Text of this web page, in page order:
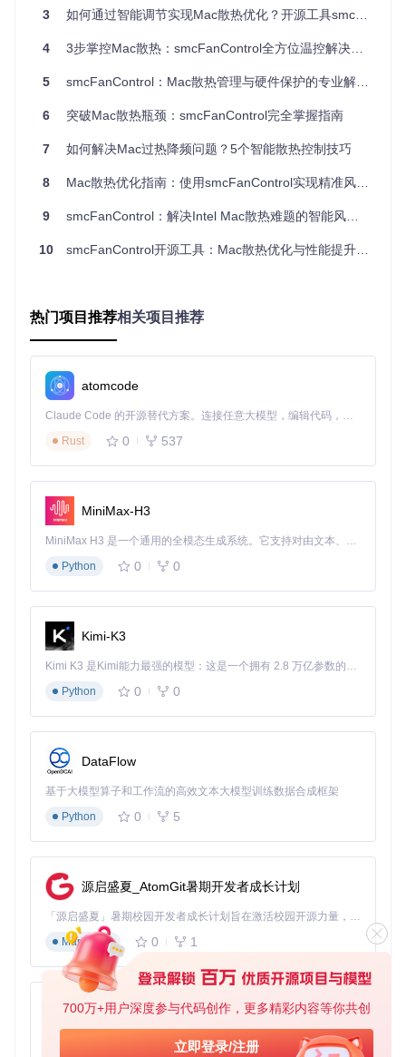
700万+用户深度参与代码创作，更多精彩内容等你共创
立即登录/注册
2. 精准调节：打造个性化"散热处方"
默认的风扇控制就像医院的标准治疗方案，而smcFanControl
则提供了"个性化处方"。你可以为每个风扇设置最低转速阈
值，系统仍会根据温度自动调整，但确保不会低于你的设定
值。这种"保底+动态"的调节方式，既避免了温度过高，又不会
会根据路况自动加速，但绝不会低于你设定的底线。
3. 安全防护：构建多重"保护屏障"
调节风扇转速听起来简单，但背后隐藏着硬件安全风险。smc
锁，确保所有操作都在安全范围内。软件严格限制调节范围，
致的硬件损坏。
路径一：图形化安装包（适合普通用户）
方修改版本带来的安全风险。
访问项目发布页面，下载最新版图形化安装包
双击.dmg文件，将应用程序拖入应用程序文件夹
首次运行时，系统会提示"无法打开"，需在"系统偏好设置-
在菜单栏图标上点击，即可打开控制面板开始使用
路径二：源码编译（适合开发人员）
⚠️ 风险提示：编译过程需要Xcode开发环境支持，错误的编译
参数可能导致软件功能异常。
克隆项目代码库：git clone https://gitcode.com/
gh_mirrors/smc/smcFanControl
进入项目目录：
打开Xcode项目文件：
j
在Xcode中选择"Product-Build"菜单进行编译
编译完成后，在DerivedData目录中找到生成的应用程序
将应用程序拖入应用程序文件夹，按提示完成授权
路径三：包管理器安装（适合终端用户）
⚠️ 风险提示：使用包管理器需要熟悉基本终端操作，错误的命
令可能影响系统稳定性。
打开终端应用
执行安装命令：brew install --cask smcfancontro
l
等待安装完成，通过Launchpad或终端命令sudo smcfan
control
启动
首次运行需完成系统权限验证
四、场景适配：四大使用场景的优化配置
移动办公场景
当你在咖啡厅处理文档、回复邮件时，安静往往比极致散热更
重要。建议将风扇最低转速设置为1800-2000转/分钟，这样既
3 如何通过智能调节实现Mac散热优化？开源工具smcFanControl全攻略
4 3步掌控Mac散热：smcFanControl全方位温控解决方案
5 smcFanControl：Mac散热管理与硬件保护的专业解决方案
6 突破Mac散热瓶颈：smcFanControl完全掌握指南
7 如何解决Mac过热降频问题？5个智能散热控制技巧
8 Mac散热优化指南：使用smcFanControl实现精准风扇管理
9 smcFanControl：解决Intel Mac散热难题的智能风扇管理方案
10 smcFanControl开源工具：Mac散热优化与性能提升完全指南
热门项目推荐相关项目推荐
atomcode
Claude Code 的开源替代方案。连接任意大模型，编辑代码，运行命令，自动验证 — 全自动执行。用 Rust 构建，极致性能。 ｜ An open-source alternative to Claude Code. Connect any LLM, edit code, run commands, and verify changes — autonomously. Built in Rust for speed. Get Started
Rust
0 537
MiniMax-H3
MiniMax H3 是一个通用的全模态生成系统。它支持对由文本、图像、视频和音频组成的多模态上下文进行统一理解，并能生成分辨率高达 2K、时长可达 15 秒的带原生立体声音频的视频。得益于面向任务泛化的系统设计，H3 在预训练阶段就已具备广泛的多模态上下文理解与生成能力，能够出色地执行复杂的多模态指令。
Python
0 0
Kimi-K3
Kimi K3 是Kimi能力最强的模型：这是一个拥有 2.8 万亿参数的混合专家（MoE）模型，具备原生视觉理解能力，并支持 100 万 token 的上下文窗口。
Python
0 0
DataFlow
基于大模型算子和工作流的高效文本大模型训练数据合成框架
Python
0 5
源启盛夏_AtomGit暑期开发者成长计划
「源启盛夏」暑期校园开发者成长计划旨在激活校园开源力量，通过积分激励、认证扶持、资源倾斜等形式，引导高校组织和开发者完成「入驻 — 建项目 — 做贡献 — 获认证 — 得资源」的完整闭环。无论你是想带领社团入驻平台的组织者，还是希望用代码贡献证明自己的开发者，都能在这里找到属于你的成长路径。
Markdown
0 1
py-xiaozhi
基于Python的Xiaozhi AI，适用于想要完整Xiaozhi体验而无需拥有专用硬件的用户。